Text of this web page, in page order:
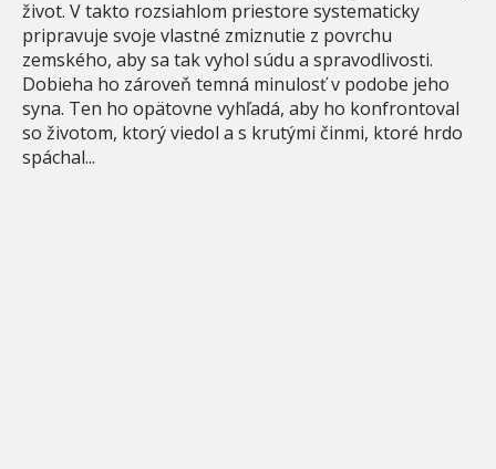
život. V takto rozsiahlom priestore systematicky
pripravuje svoje vlastné zmiznutie z povrchu
zemského, aby sa tak vyhol súdu a spravodlivosti.
Dobieha ho zároveň temná minulosť v podobe jeho
syna. Ten ho opätovne vyhľadá, aby ho konfrontoval
so životom, ktorý viedol a s krutými činmi, ktoré hrdo
spáchal...